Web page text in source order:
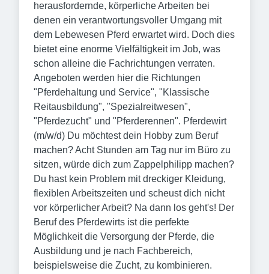
herausfordernde, körperliche Arbeiten bei
denen ein verantwortungsvoller Umgang mit
dem Lebewesen Pferd erwartet wird. Doch dies
bietet eine enorme Vielfältigkeit im Job, was
schon alleine die Fachrichtungen verraten.
Angeboten werden hier die Richtungen
"Pferdehaltung und Service", "Klassische
Reitausbildung", "Spezialreitwesen",
"Pferdezucht" und "Pferderennen". Pferdewirt
(m/w/d) Du möchtest dein Hobby zum Beruf
machen? Acht Stunden am Tag nur im Büro zu
sitzen, würde dich zum Zappelphilipp machen?
Du hast kein Problem mit dreckiger Kleidung,
flexiblen Arbeitszeiten und scheust dich nicht
vor körperlicher Arbeit? Na dann los geht's! Der
Beruf des Pferdewirts ist die perfekte
Möglichkeit die Versorgung der Pferde, die
Ausbildung und je nach Fachbereich,
beispielsweise die Zucht, zu kombinieren.